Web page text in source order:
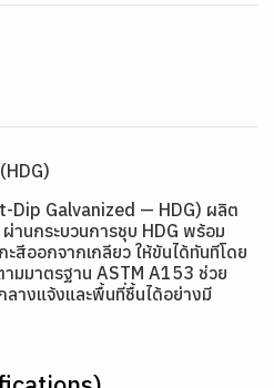
Dip Galvanized — HDG) ผลิต
นกระบวนการชุบ HDG พร้อม
สีออกจากเกลียว ให้ขันได้ทันทีโดย
มมาตรฐาน ASTM A153 ช่วย
างแจ้งและพื้นที่ชื้นได้อย่างมี